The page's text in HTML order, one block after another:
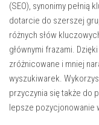
(SEO), synonimy
dotarcie do szerszej
różnych słów
głównymi frazami.
zróżnicowane i mniej
wyszukiwarek.
przyczynia się także do
lepsze pozycjonowanie